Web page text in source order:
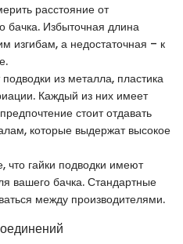
расстояние от
бачка. Избыточная длина
изгибам, а недостаточная – к
из металла, пластика
Каждый из них имеет
стоит отдавать
которые выдержат высокое
что гайки подводки имеют
вашего бачка. Стандартные
между производителями.